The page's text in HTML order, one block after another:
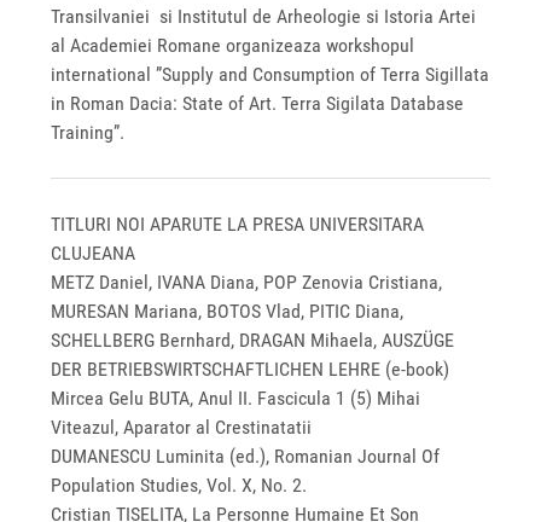
Transilvaniei si Institutul de Arheologie si Istoria Artei
al Academiei Romane organizeaza workshopul
international ”Supply and Consumption of Terra Sigillata
in Roman Dacia: State of Art. Terra Sigilata Database
Training”.
TITLURI NOI APARUTE LA PRESA UNIVERSITARA
CLUJEANA
METZ Daniel, IVANA Diana, POP Zenovia Cristiana,
MURESAN Mariana, BOTOS Vlad, PITIC Diana,
SCHELLBERG Bernhard, DRAGAN Mihaela, AUSZÜGE
DER BETRIEBSWIRTSCHAFTLICHEN LEHRE (e-book)
Mircea Gelu BUTA, Anul II. Fascicula 1 (5) Mihai
Viteazul, Aparator al Crestinatatii
DUMANESCU Luminita (ed.), Romanian Journal Of
Population Studies, Vol. X, No. 2.
Cristian TISELITA, La Personne Humaine Et Son